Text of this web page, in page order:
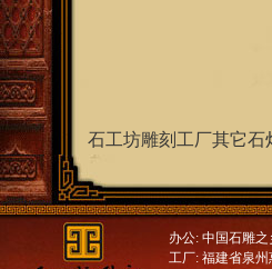
石工坊雕刻工厂其它石
办公: 中国石雕
工厂: 福建省泉州